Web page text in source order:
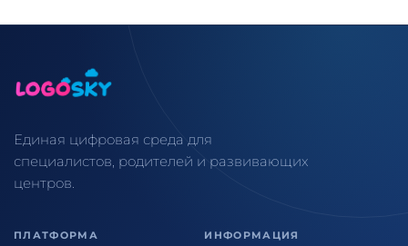
Единая цифровая среда для
специалистов, родителей и развивающих
центров.
ПЛАТФОРМА ИНФОРМАЦИЯ